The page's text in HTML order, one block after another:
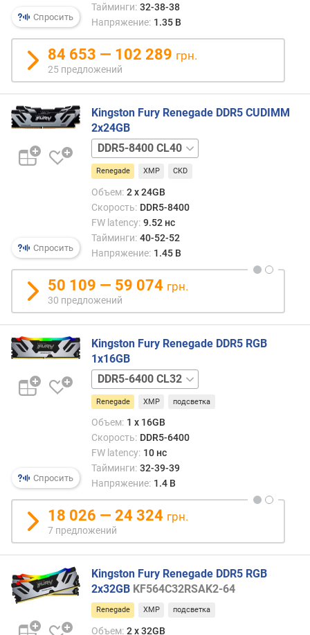
р
а
б
о
ч
е
н
а
п
р
е
(
В
)
в
с
о
т
а
и
(
м
Спросить
Тайминги: 32-38-38
Напряжение: 1.35 В
84 653 — 102 289 грн.
25 предложений
Спросить
Kingston Fury Renegade DDR5 CUDIMM
2x24GB
DDR5-
8800
CL42
Renegade XMP CKD
Объем: 2 x 24GB
Скорость: DDR5-8400
FW latency: 9.52 нс
Тайминги: 40-52-52
Напряжение: 1.45 В
50 109 — 59 074 грн.
30 предложений
Спросить
Kingston Fury Renegade DDR5 RGB
1x16GB
DDR5-
7600
CL38
Renegade XMP подсветка
Объем: 1 x 16GB
Скорость: DDR5-6400
FW latency: 10 нс
Тайминги: 32-39-39
Напряжение: 1.4 В
18 026 — 24 324 грн.
7 предложений
Kingston Fury Renegade DDR5 RGB
2x32GB KF564C32RSAK2-64
Renegade XMP подсветка
Объем: 2 x 32GB